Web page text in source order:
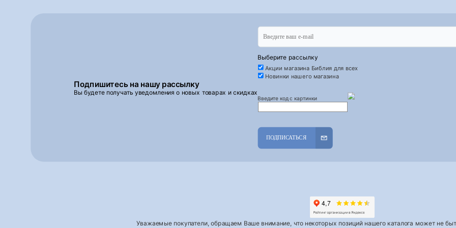
Подпишитесь на нашу рассылку
Вы будете получать уведомления о новых товарах и скидках
Выберите рассылку
Акции магазина Библия для всех
Новинки нашего магазина
Введите код с картинки
ПОДПИСАТЬСЯ
Уважаемые покупатели, обращаем Ваше внимание, что некоторых позиций нашего каталога может не